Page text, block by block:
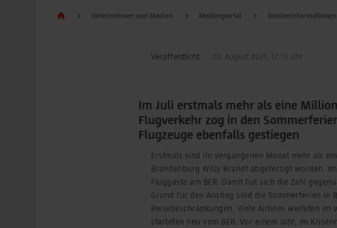
Unternehmen und Medien Medienportal Medieninformationen
Veröffentlicht: 03. August 2021, 12:10 Uhr
Im Juli erstmals mehr als eine Million
Flugverkehr zog in den
Flugzeuge ebenfalls gestiegen
Erstmals sind im vergangenen Monat mehr als
Brandenburg Willy Brandt abgefertigt worden.
Fluggäste am BER. Damit hat sich die Zahl
Grund für den Anstieg sind die Sommerferien in
Reisebeschränkungen. Viele Airlines weiteten
starteten neu vom BER. Vor einem Jahr, im